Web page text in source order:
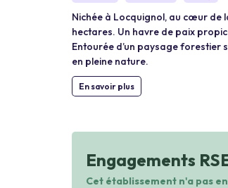
Nichée à Locquignol, au cœur de
hectares. Un havre de paix
Entourée d’un paysage forestier
en pleine nature.
En savoir plus
Engagements
Cet établissement n'a pas